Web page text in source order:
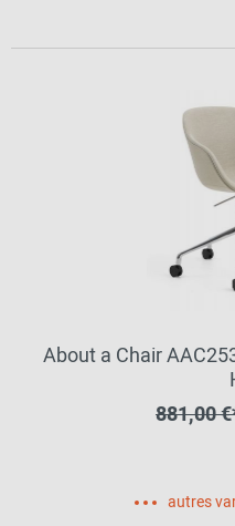
About a Chair
881,00
autres